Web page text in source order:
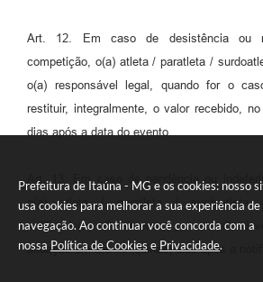
Prefeitura de Itaúna - MG e os cookies: nosso
usa cookies para melhorar a sua experiência de
navegação. Ao continuar você concorda com a
nossa Política de Cookies e Privacidade.
Art. 12. Em caso de desistência ou
competição, o(a) atleta / paratleta /
o(a) responsável legal, quando for o
restituir, integralmente, o valor recebido,
dias após a data do evento.
Art. 13. Em caso de pendência ou
o(a) atleta / paratleta / surdoatleta
notificado(a) oficialmente, por e-mail,
situação em até 15 (quinze) dias após a